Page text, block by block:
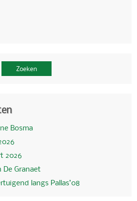
Zoeken
Bosma
2026
Granaet
langs Pallas’08